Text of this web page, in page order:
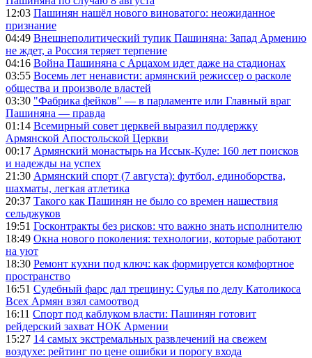
12:03 Пашинян нашёл нового виноватого: неожиданное
признание
04:49 Внешнеполитический тупик Пашиняна: Запад Армению
не ждет, а Россия теряет терпение
04:16 Война Пашиняна с Арцахом идет даже на стадионах
03:55 Восемь лет ненависти: армянский режиссер о расколе
общества и произволе властей
03:30 "Фабрика фейков" — в парламенте или Главный враг
Пашиняна — правда
01:14 Всемирный совет церквей выразил поддержку
Армянской Апостольской Церкви
00:17 Армянский монастырь на Иссык-Куле: 160 лет поисков
и надежды на успех
21:30 Армянский спорт (7 августа): футбол, единоборства,
шахматы, легкая атлетика
20:37 Такого как Пашинян не было со времен нашествия
сельджуков
19:51 Госконтракты без рисков: что важно знать исполнителю
18:49 Окна нового поколения: технологии, которые работают
на уют
18:30 Ремонт кухни под ключ: как формируется комфортное
пространство
16:51 Судебный фарс дал трещину: Судья по делу Католикоса
Всех Армян взял самоотвод
16:11 Спорт под каблуком власти: Пашинян готовит
рейдерский захват НОК Армении
15:27 14 самых экстремальных развлечений на свежем
воздухе: рейтинг по цене ошибки и порогу входа